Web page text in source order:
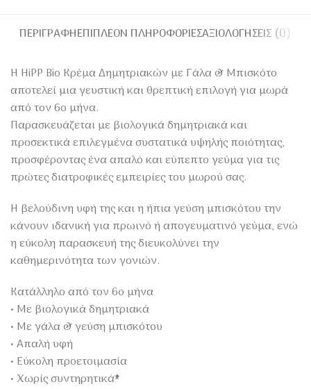
ΠΕΡΙΓΡΑΦΉΕΠΙΠΛΈΟΝ ΠΛΗΡΟΦΟΡΊΕΣΑΞΙΟΛΟΓΉΣΕΙΣ (0)
Η HiPP Bio Κρέμα Δημητριακών με Γάλα & Μπισκότο
αποτελεί μια γευστική και θρεπτική επιλογή για μωρά
από τον 6ο μήνα.
Παρασκευάζεται με βιολογικά δημητριακά και
προσεκτικά επιλεγμένα συστατικά υψηλής ποιότητας,
προσφέροντας ένα απαλό και εύπεπτο γεύμα για τις
πρώτες διατροφικές εμπειρίες του μωρού σας.
Η βελούδινη υφή της και η ήπια γεύση μπισκότου την
κάνουν ιδανική για πρωινό ή απογευματινό γεύμα, ενώ
η εύκολη παρασκευή της διευκολύνει την
καθημερινότητα των γονιών.
Κατάλληλο από τον 6ο μήνα
• Με βιολογικά δημητριακά
• Με γάλα & γεύση μπισκότου
• Απαλή υφή
• Εύκολη προετοιμασία
• Χωρίς συντηρητικά*